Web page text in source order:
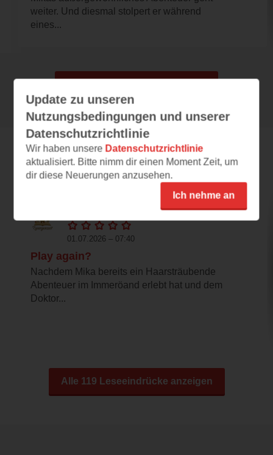
weiter. Und diesmal stolpert er während
eines...
Leseeindrücke
01.07.2026 – 07:40
Play again?
Nachdem Mika bereits ein Haarsträubende
Abenteuer im Immeröand erlebt hat und dem
Doktor...
Alle 119 Leseeindrücke anzeigen
Update zu unseren
Nutzungsbedingungen und unserer
Datenschutzrichtlinie
Wir haben unsere Datenschutzrichtlinie
aktualisiert. Bitte nimm dir einen Moment Zeit, um
dir diese Neuerungen anzusehen.
Ich nehme an